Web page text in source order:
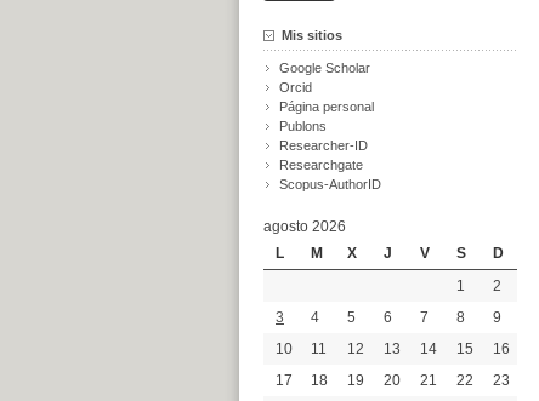
Mis sitios
Google Scholar
Orcid
Página personal
Publons
Researcher-ID
Researchgate
Scopus-AuthorID
agosto 2026
L
M X J V S
D
1
2
3
4 5 6 7 8
9
10
11 12 13 14 15
16
17
18 19 20 21 22
23